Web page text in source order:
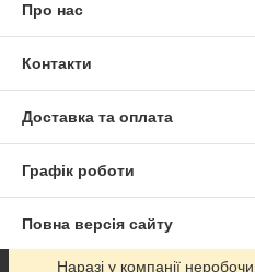
Про нас
Контакти
Доставка та оплата
Графік роботи
Повна версія сайту
Наразі у компанії